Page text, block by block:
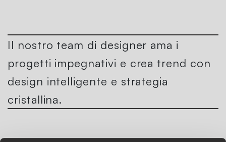
Il nostro team di designer ama i
progetti impegnativi e crea trend con
design intelligente e strategia
cristallina.